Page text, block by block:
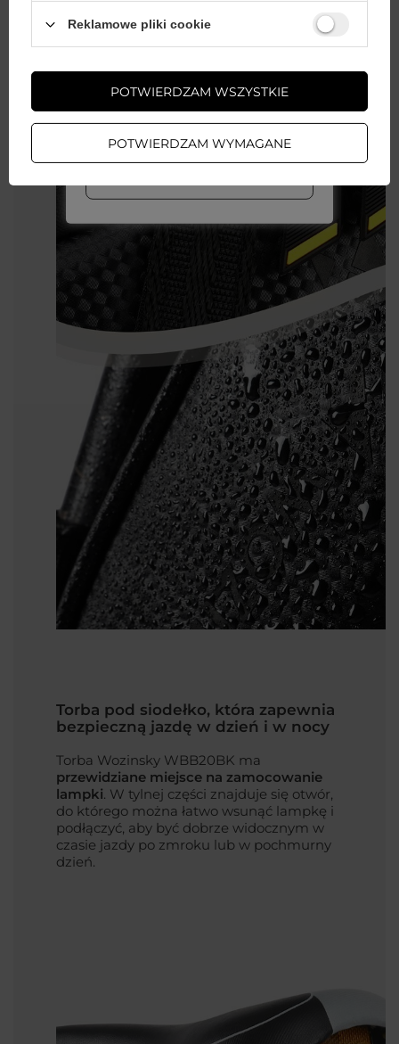
Torba pod siodełko, która zapewnia
bezpieczną jazdę w dzień i w nocy
Torba Wozinsky WBB20BK ma
przewidziane miejsce na zamocowanie
lampki. W tylnej części znajduje się otwór,
do którego można łatwo wsunąć lampkę i
podłączyć, aby być dobrze widocznym w
czasie jazdy po zmroku lub w pochmurny
dzień.
Wystarczy założyć konto
odblokować zniżki na kolejne
ZAŁÓŻ KONTO
Reklamowe pliki cookie
POTWIERDZAM WYMAGANE
POTWIERDZAM WSZYSTKIE